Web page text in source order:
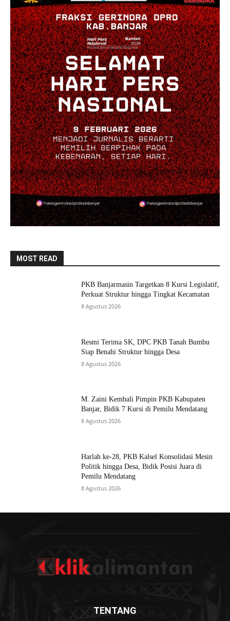
MOST READ
PKB Banjarmasin Targetkan 8 Kursi Legislatif,
Perkuat Struktur hingga Tingkat Kecamatan
8 Agustus 2026
Resmi Terima SK, DPC PKB Tanah Bumbu
Siap Benahi Struktur hingga Desa
8 Agustus 2026
M. Zaini Kembali Pimpin PKB Kabupaten
Banjar, Bidik 7 Kursi di Pemilu Mendatang
8 Agustus 2026
Harlah ke-28, PKB Kalsel Konsolidasi Mesin
Politik hingga Desa, Bidik Posisi Juara di
Pemilu Mendatang
8 Agustus 2026
TENTANG